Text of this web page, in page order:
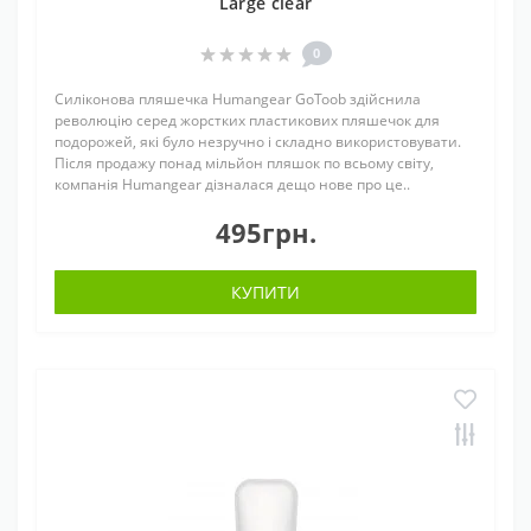
0
Силіконова пляшечка Humangear GoToob здійснила
революцію серед жорстких пластикових пляшечок для
подорожей, які було незручно і складно використовувати.
Після продажу понад мільйон пляшок по всьому світу,
компанія Humangear дізналася дещо нове про це..
495грн.
КУПИТИ